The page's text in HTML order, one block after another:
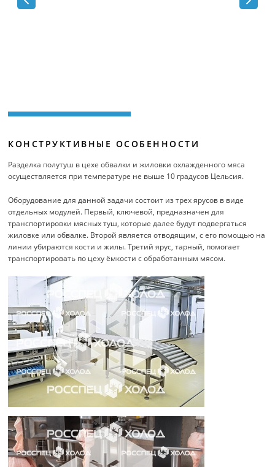
КОНСТРУКТИВНЫЕ ОСОБЕННОСТИ
Разделка полутуш в цехе обвалки и жиловки охлажденного мяса
осуществляется при температуре не выше 10 градусов Цельсия.
Оборудование для данной задачи состоит из трех ярусов в виде
отдельных модулей. Первый, ключевой, предназначен для
транспортировки мясных туш, которые далее будут подвергаться
жиловке или обвалке. Второй является отводящим, с его помощью на
линии убираются кости и жилы. Третий ярус, тарный, помогает
транспортировать по цеху ёмкости с обработанным мясом.